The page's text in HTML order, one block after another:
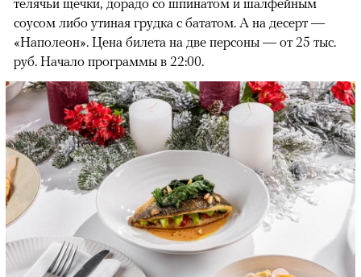
телячьи щечки, дорадо со шпинатом и шалфейным
соусом либо утиная грудка с бататом. А на десерт —
«Наполеон». Цена билета на две персоны — от 25 тыс.
руб. Начало программы в 22:00.